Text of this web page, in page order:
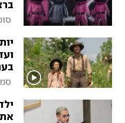
את